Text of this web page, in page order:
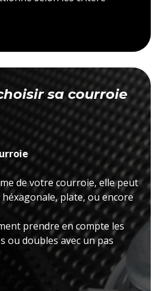
sa courroie
de votre courroie, elle peut
plate, ou encore
prendre en compte les
ou doubles avec un pas